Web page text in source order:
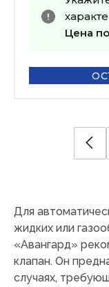
Цена
Для
жидких или
«Авангард»
клапан. Он
случаях,